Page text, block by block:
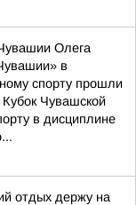
Олега
в
спорту прошли
Чувашской
в дисциплине
отдых держу на